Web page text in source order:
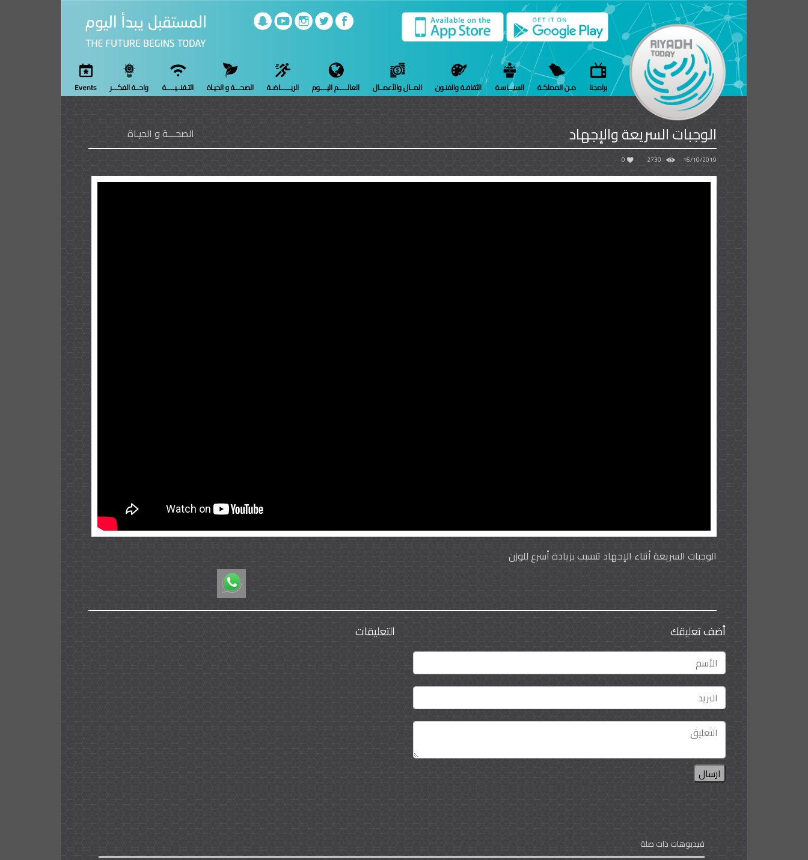
برامجنا مـن المملكـة السيـــاسـة الثقافـة والفنـون المــال والأعمــال العالـــــم اليــــوم الريــــــاضـة الصحـــة و الحيـاة التـقنــيـــــة واحــة الفكـــر Events
الوجبات السريعة والإجهاد الصحـــة و الحيـاة
16/10/2019
2730
0
الوجبات السريعة أثناء الإجهاد تتسبب بزيادة أسرع للوزن
أضف تعليقك
ارسال
التعليقات
فيديوهات ذات صلة